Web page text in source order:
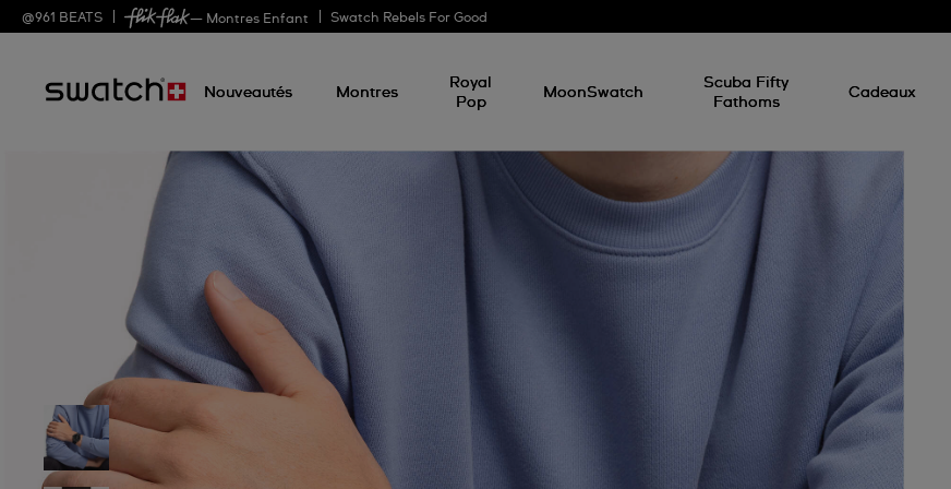
@961 BEATS — Montres Enfant Swatch Rebels For Good
Nouveautés Montres
Royal
Pop
MoonSwatch
Scuba Fifty
Fathoms
Cadeaux